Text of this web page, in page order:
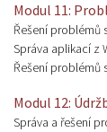
Modul 11:
Řešení problémů
Správa aplikací z
Řešení problémů
Modul 12:
Správa a řešení